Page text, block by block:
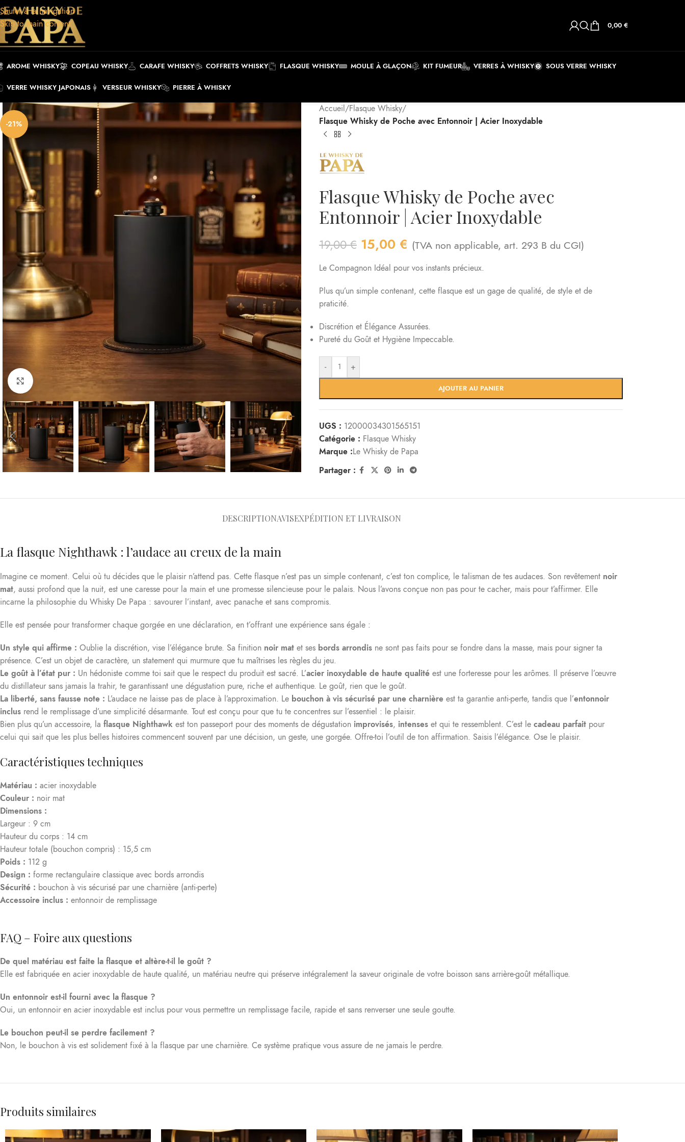
Sauter à la navigation
Skip to main content
0,00 €
AROME WHISKY COPEAU WHISKY CARAFE WHISKY COFFRETS WHISKY FLASQUE WHISKY MOULE À GLAÇON KIT FUMEUR VERRES À WHISKY SOUS VERRE WHISKY
VERRE WHISKY JAPONAIS VERSEUR WHISKY PIERRE À WHISKY
-21%
Cliquez pour agrandir
Accueil/Flasque Whisky/
Flasque Whisky de Poche avec Entonnoir | Acier Inoxydable
Flasque Whisky de Poche avec
Entonnoir | Acier Inoxydable
19,00€ 15,00 € (TVA non applicable, art. 293 B du CGI)
Le Compagnon Idéal pour vos instants précieux.
Plus qu’un simple contenant, cette flasque est un gage de qualité, de style et de
praticité.
Discrétion et Élégance Assurées.
Pureté du Goût et Hygiène Impeccable.
- +
AJOUTER AU PANIER
UGS : 12000034301565151
Catégorie : Flasque Whisky
Marque :Le Whisky de Papa
Partager :
DESCRIPTIONAVISEXPÉDITION ET LIVRAISON
La flasque Nighthawk : l’audace au creux de la main
Imagine ce moment. Celui où tu décides que le plaisir n’attend pas. Cette flasque n’est pas un simple contenant, c’est ton complice, le talisman de tes audaces. Son revêtement noir
mat, aussi profond que la nuit, est une caresse pour la main et une promesse silencieuse pour le palais. Nous l’avons conçue non pas pour te cacher, mais pour t’affirmer. Elle
incarne la philosophie du Whisky De Papa : savourer l’instant, avec panache et sans compromis.
Elle est pensée pour transformer chaque gorgée en une déclaration, en t’offrant une expérience sans égale :
Un style qui affirme : Oublie la discrétion, vise l’élégance brute. Sa finition noir mat et ses bords arrondis ne sont pas faits pour se fondre dans la masse, mais pour signer ta
présence. C’est un objet de caractère, un statement qui murmure que tu maîtrises les règles du jeu.
Le goût à l’état pur : Un hédoniste comme toi sait que le respect du produit est sacré. L’acier inoxydable de haute qualité est une forteresse pour les arômes. Il préserve l’œuvre
du distillateur sans jamais la trahir, te garantissant une dégustation pure, riche et authentique. Le goût, rien que le goût.
La liberté, sans fausse note : L’audace ne laisse pas de place à l’approximation. Le bouchon à vis sécurisé par une charnière est ta garantie anti-perte, tandis que l’entonnoir
inclus rend le remplissage d’une simplicité désarmante. Tout est conçu pour que tu te concentres sur l’essentiel : le plaisir.
Bien plus qu’un accessoire, la flasque Nighthawk est ton passeport pour des moments de dégustation improvisés, intenses et qui te ressemblent. C’est le cadeau parfait pour
celui qui sait que les plus belles histoires commencent souvent par une décision, un geste, une gorgée. Offre-toi l’outil de ton affirmation. Saisis l’élégance. Ose le plaisir.
Caractéristiques techniques
Matériau : acier inoxydable
Couleur : noir mat
Dimensions :
Largeur : 9 cm
Hauteur du corps : 14 cm
Hauteur totale (bouchon compris) : 15,5 cm
Poids : 112 g
Design : forme rectangulaire classique avec bords arrondis
Sécurité : bouchon à vis sécurisé par une charnière (anti-perte)
Accessoire inclus : entonnoir de remplissage
FAQ – Foire aux questions
De quel matériau est faite la flasque et altère-t-il le goût ?
Elle est fabriquée en acier inoxydable de haute qualité, un matériau neutre qui préserve intégralement la saveur originale de votre boisson sans arrière-goût métallique.
Un entonnoir est-il fourni avec la flasque ?
Oui, un entonnoir en acier inoxydable est inclus pour vous permettre un remplissage facile, rapide et sans renverser une seule goutte.
Le bouchon peut-il se perdre facilement ?
Non, le bouchon à vis est solidement fixé à la flasque par une charnière. Ce système pratique vous assure de ne jamais le perdre.
Produits similaires